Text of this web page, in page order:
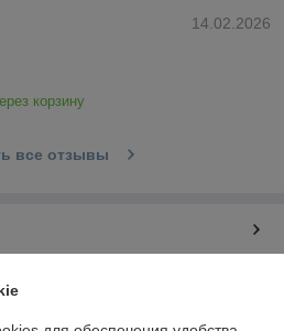
14.02.2026
корзину
все отзывы